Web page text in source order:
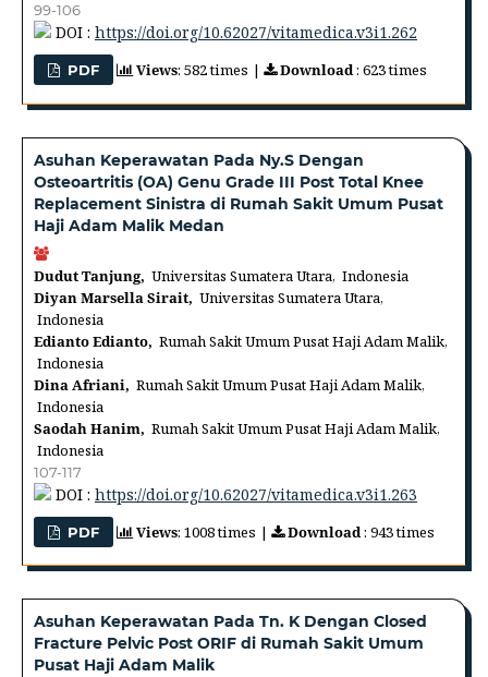
99-106
DOI : https://doi.org/10.62027/vitamedica.v3i1.262
PDF Views: 582 times | Download: 623 times
Asuhan Keperawatan Pada Ny.S Dengan
Osteoartritis (OA) Genu Grade III Post Total Knee
Replacement Sinistra di Rumah Sakit Umum Pusat
Haji Adam Malik Medan
Dudut Tanjung, Universitas Sumatera Utara, Indonesia
Diyan Marsella Sirait, Universitas Sumatera Utara,
Indonesia
Edianto Edianto, Rumah Sakit Umum Pusat Haji Adam Malik,
Indonesia
Dina Afriani, Rumah Sakit Umum Pusat Haji Adam Malik,
Indonesia
Saodah Hanim, Rumah Sakit Umum Pusat Haji Adam Malik,
Indonesia
107-117
DOI : https://doi.org/10.62027/vitamedica.v3i1.263
PDF Views: 1008 times | Download: 943 times
Asuhan Keperawatan Pada Tn. K Dengan Closed
Fracture Pelvic Post ORIF di Rumah Sakit Umum
Pusat Haji Adam Malik